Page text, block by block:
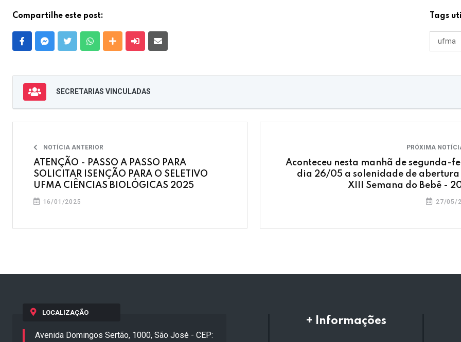
Compartilhe este post:
FacebookMessenger
Twitter WhatsappOutras MídiasEnviar para um amigo
Tags
ufma
SECRETARIAS VINCULADAS
NOTÍCIA ANTERIOR
ATENÇÃO - PASSO A PASSO PARA
SOLICITAR ISENÇÃO PARA O SELETIVO
UFMA CIÊNCIAS BIOLÓGICAS 2025
16/01/2025
PRÓXIMA
Aconteceu nesta manhã de segunda-
dia 26/05 a solenidade de abertura
XIII Semana do Bebê -
27/05/
LOCALIZAÇÃO
Avenida Domingos Sertão, 1000, São José - CEP:
+ Informações